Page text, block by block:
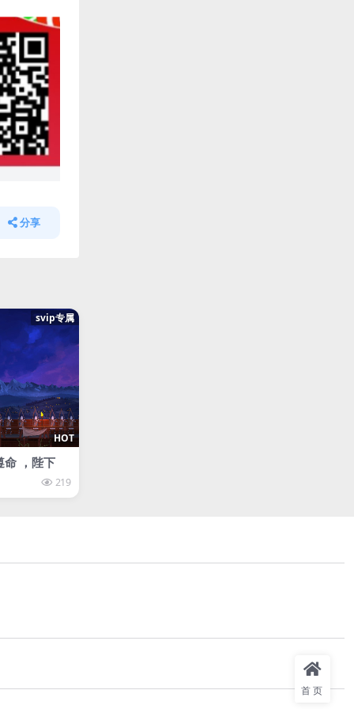
分享
svip专属
HOT
，陛下
219
首页